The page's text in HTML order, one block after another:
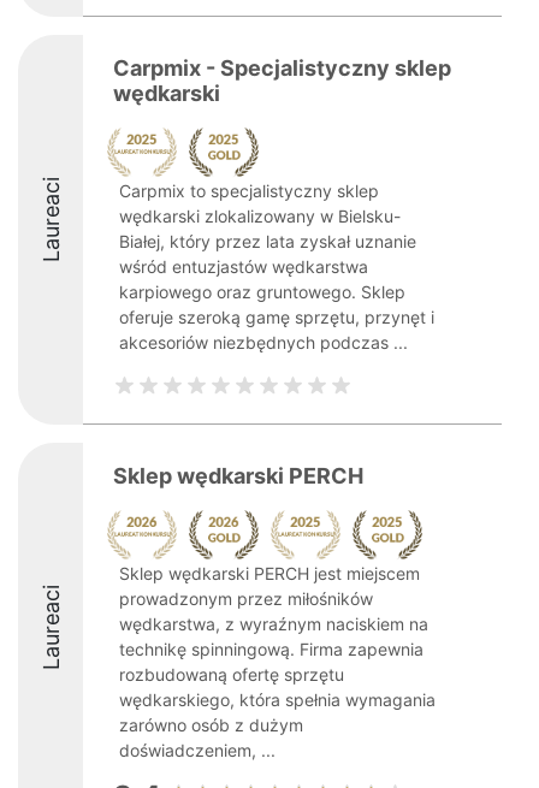
Laureaci
Carpmix - Specjalistyczny sklep
wędkarski
Carpmix to specjalistyczny sklep
wędkarski zlokalizowany w Bielsku-
Białej, który przez lata zyskał uznanie
wśród entuzjastów wędkarstwa
karpiowego oraz gruntowego. Sklep
oferuje szeroką gamę sprzętu, przynęt i
akcesoriów niezbędnych podczas ...
Laureaci
Sklep wędkarski PERCH
Sklep wędkarski PERCH jest miejscem
prowadzonym przez miłośników
wędkarstwa, z wyraźnym naciskiem na
technikę spinningową. Firma zapewnia
rozbudowaną ofertę sprzętu
wędkarskiego, która spełnia wymagania
zarówno osób z dużym
doświadczeniem, ...